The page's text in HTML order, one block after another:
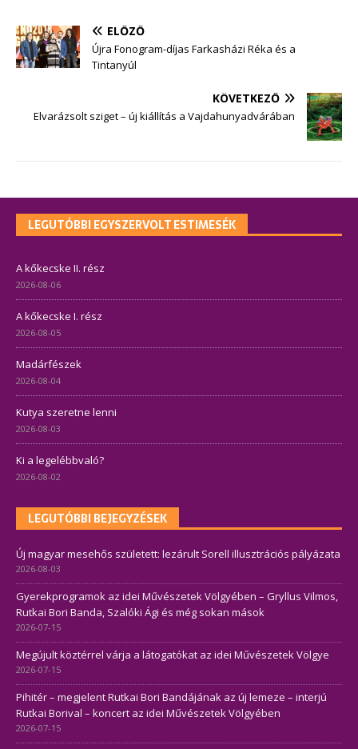
ELŐZŐ
Újra Fonogram-díjas Farkasházi Réka és a
Tintanyúl
KÖVETKEZŐ
Elvarázsolt sziget – új kiállítás a Vajdahunyadvárában
LEGUTÓBBI EGYSZERVOLT ESTIMESÉK
A kőkecske II. rész
2026-08-06
A kőkecske I. rész
2026-08-05
Madárfészek
2026-08-04
Kutya szeretne lenni
2026-08-03
Ki a legelébbvaló?
2026-08-02
LEGUTÓBBI BEJEGYZÉSEK
Új magyar mesehős született: lezárult Sorell illusztrációs pályázata
2026-08-03
Gyerekprogramok az idei Művészetek Völgyében – Gryllus Vilmos,
Rutkai Bori Banda, Szalóki Ági és még sokan mások
2026-07-15
Megújult köztérrel várja a látogatókat az idei Művészetek Völgye
2026-07-15
Pihitér – megjelent Rutkai Bori Bandájának az új lemeze – interjú
Rutkai Borival – koncert az idei Művészetek Völgyében
2026-07-15